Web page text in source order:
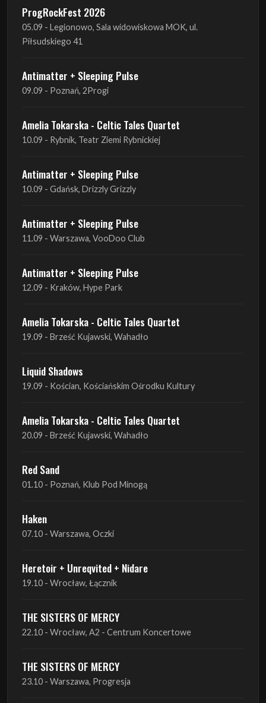
Antimatter + Sleeping Pulse
09.09 - Poznań, 2Progi
Amelia Tokarska - Celtic Tales Quartet
10.09 - Rybnik, Teatr Ziemi Rybnickiej
Antimatter + Sleeping Pulse
Antimatter + Sleeping Pulse
11.09 - Warszawa, VooDoo Club
Antimatter + Sleeping Pulse
12.09 - Kraków, Hype Park
Amelia Tokarska - Celtic Tales Quartet
19.09 - Brześć Kujawski, Wahadło
Liquid Shadows
19.09 - Kościan, Kościańskim Ośrodku Kultury
Amelia Tokarska - Celtic Tales Quartet
20.09 - Brześć Kujawski, Wahadło
Red Sand
Haken
Heretoir + Unreqvited + Nidare
THE SISTERS OF MERCY
22.10 - Wrocław, A2 - Centrum Koncertowe
THE SISTERS OF MERCY
Lone Assembly